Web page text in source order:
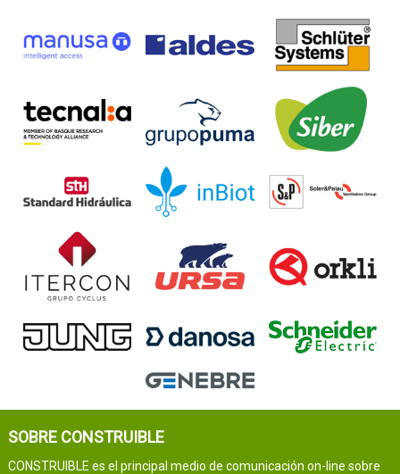
SOBRE CONSTRUIBLE
CONSTRUIBLE es el principal medio de comunicación on-line sobre